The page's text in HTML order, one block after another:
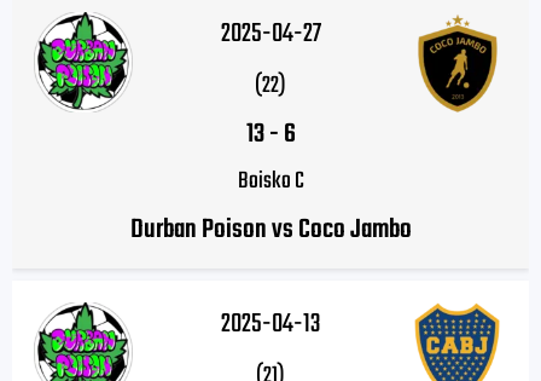
2025-04-27
(22)
13-6
Boisko C
Durban Poison vs Coco Jambo
2025-04-13